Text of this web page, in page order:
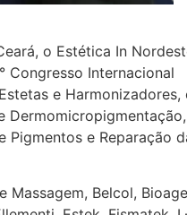
o Estética In
Congresso Internacional
e Harmonizadores,
Pigmentos e Reparação
Massagem, Belcol,